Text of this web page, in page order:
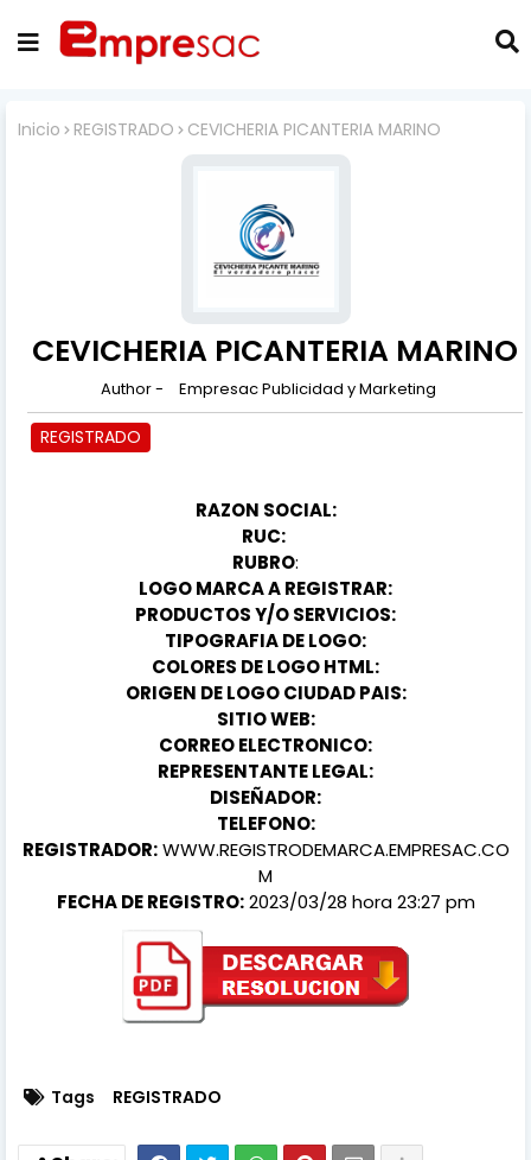
Inicio REGISTRADO CEVICHERIA PICANTERIA MARINO
CEVICHERIA PICANTERIA MARINO
Author - Empresac Publicidad y Marketing
REGISTRADO
RAZON SOCIAL:
RUC:
RUBRO:
LOGO MARCA A REGISTRAR:
PRODUCTOS Y/O SERVICIOS:
TIPOGRAFIA DE LOGO:
COLORES DE LOGO HTML:
ORIGEN DE LOGO CIUDAD PAIS:
SITIO WEB:
CORREO ELECTRONICO:
REPRESENTANTE LEGAL:
DISEÑADOR:
TELEFONO:
REGISTRADOR:WWW.REGISTRODEMARCA.EMPRESAC.CO
M
FECHA DE REGISTRO:2023/03/28 hora 23:27 pm
Tags REGISTRADO